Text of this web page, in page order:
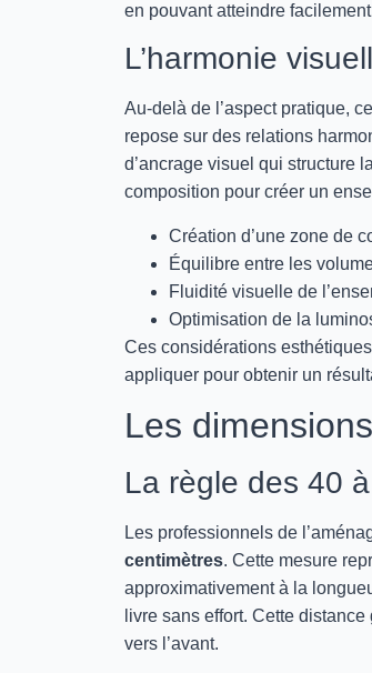
en pouvant atteindre
L’harmonie
Au-delà de l’aspect pratique,
repose sur des relations
d’ancrage visuel qui structure
composition pour créer un
Création d’une zone de
Équilibre entre les
Fluidité visuelle de
Optimisation de la
Ces considérations
appliquer pour obtenir un
Les
La règle des 40
Les professionnels de
centimètres. Cette mesure
approximativement à la
livre sans effort. Cette
vers l’avant.